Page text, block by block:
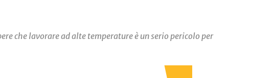
che lavorare ad alte temperature è un serio pericolo per